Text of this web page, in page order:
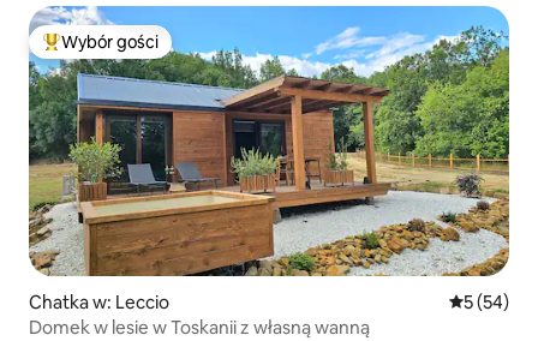
Najpopularniejsze z kategorii Wybór gości
Wybór gości
Chatka w: Leccio Średnia
5 (54)
Domek w lesie w Toskanii z własną wanną